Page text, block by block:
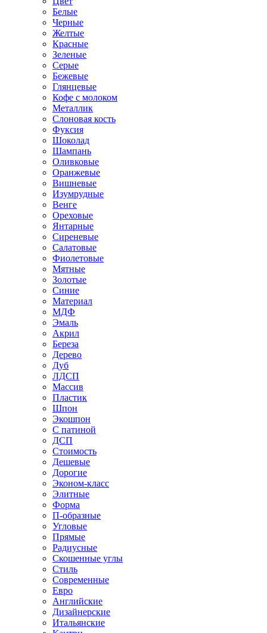
Белые
Черные
Желтые
Красные
Зеленые
Серые
Бежевые
Глянцевые
Кофе с молоком
Металлик
Слоновая кость
Фуксия
Шоколад
Шампань
Оливковые
Оранжевые
Вишневые
Изумрудные
Венге
Ореховые
Янтарные
Сиреневые
Салатовые
Фиолетовые
Мятные
Золотые
Синие
Материал
МДФ
Эмаль
Акрил
Береза
Дерево
Дуб
ЛДСП
Массив
Пластик
Шпон
Экошпон
С патиной
ДСП
Стоимость
Дешевые
Дорогие
Эконом-класс
Элитные
Форма
П-образные
Угловые
Прямые
Радиусные
Скошенные углы
Стиль
Современные
Евро
Английские
Дизайнерские
Итальянские